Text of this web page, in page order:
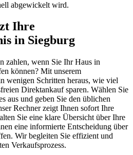
abgewickelt wird.
Ihre
in Siegburg
zahlen, wenn Sie Ihr Haus in
können? Mit unserem
wenigen Schritten heraus, wie viel
Direktankauf sparen. Wählen Sie
aus und geben Sie den üblichen
Rechner zeigt Ihnen sofort Ihre
Sie eine klare Übersicht über Ihre
eine informierte Entscheidung über
Wir begleiten Sie effizient und
Verkaufsprozess.